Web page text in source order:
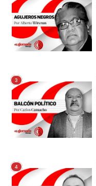
3
4